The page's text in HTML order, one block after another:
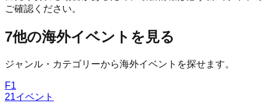
ご確認ください。
7他の海外イベントを見る
ジャンル・カテゴリーから海外イベントを探せます。
F1
21イベント